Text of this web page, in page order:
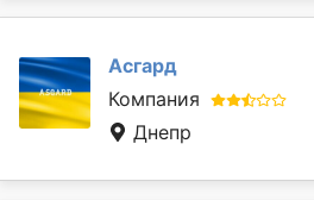
Асгард
Компания
Днепр